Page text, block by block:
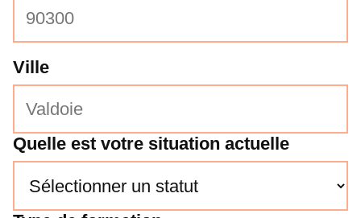
Ville
Quelle est votre situation actuelle